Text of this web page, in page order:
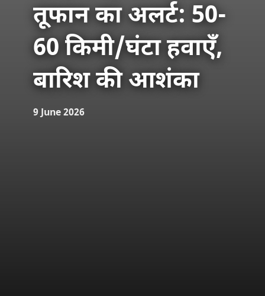
तूफान का अलर्ट: 50-
60 किमी/घंटा हवाएँ,
बारिश की आशंका
9 June 2026